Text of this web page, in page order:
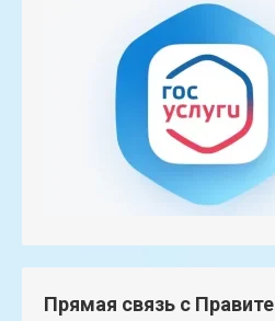
Прямая связь с